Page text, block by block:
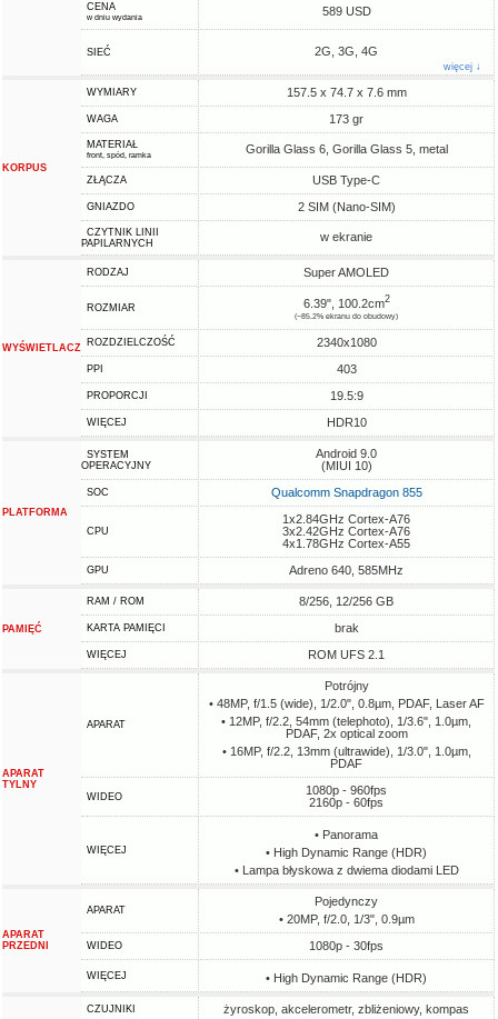
CENA
w dniu wydania 589 USD
SIEĆ 2G, 3G, 4G
więcej ↓
KORPUS
WYMIARY 157.5 x 74.7 x 7.6 mm
WAGA 173 gr
MATERIAŁ
front, spód, ramka Gorilla Glass 6, Gorilla Glass 5, metal
ZŁĄCZA USB Type-C
GNIAZDO 2 SIM (Nano-SIM)
CZYTNIK LINII
PAPILARNYCH
w ekranie
WYŚWIETLACZ
RODZAJ Super AMOLED
ROZMIAR 6.39", 100.2cm2
(~85.2% ekranu do obudowy)
ROZDZIELCZOŚĆ 2340x1080
PPI 403
PROPORCJI 19.5:9
WIĘCEJ HDR10
PLATFORMA
SYSTEM
OPERACYJNY
Android 9.0
(MIUI 10)
SOC Qualcomm Snapdragon 855
CPU
1x2.84GHz Cortex-A76
3x2.42GHz Cortex-A76
4x1.78GHz Cortex-A55
GPU Adreno 640, 585MHz
PAMIĘĆ
RAM / ROM 8/256, 12/256 GB
KARTA PAMIĘCI brak
WIĘCEJ ROM UFS 2.1
APARAT
TYLNY
APARAT
Potrójny
• 48MP, f/1.5 (wide), 1/2.0", 0.8µm, PDAF, Laser AF
• 12MP, f/2.2, 54mm (telephoto), 1/3.6", 1.0µm,
PDAF, 2x optical zoom
• 16MP, f/2.2, 13mm (ultrawide), 1/3.0", 1.0µm,
PDAF
WIDEO
1080p - 960fps
2160p - 60fps
WIĘCEJ
• Panorama
• High Dynamic Range (HDR)
• Lampa błyskowa z dwiema diodami LED
APARAT
PRZEDNI
APARAT
Pojedynczy
• 20MP, f/2.0, 1/3", 0.9µm
WIDEO 1080p - 30fps
WIĘCEJ • High Dynamic Range (HDR)
CZUJNIKI żyroskop, akcelerometr, zbliżeniowy, kompas